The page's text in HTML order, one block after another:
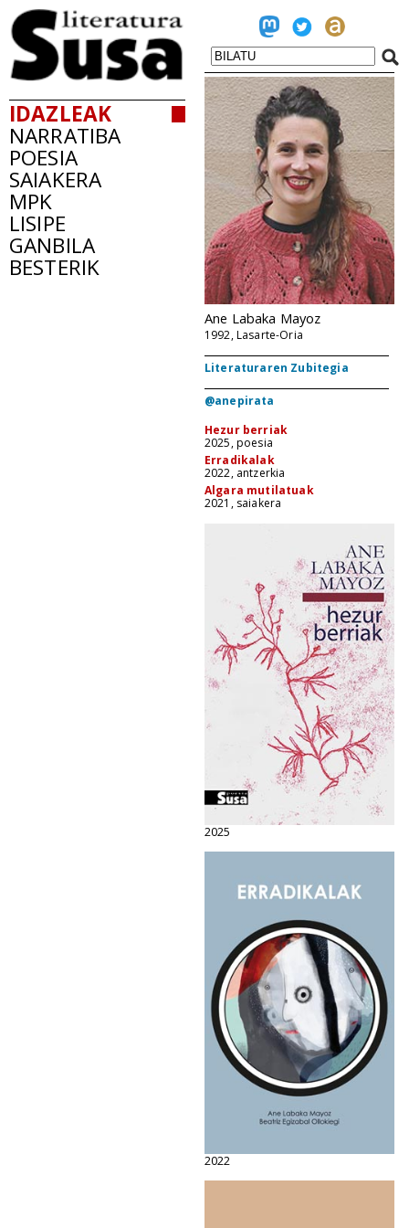
IDAZLEAK
NARRATIBA
POESIA
SAIAKERA
MPK
LISIPE
GANBILA
BESTERIK
Ane Labaka Mayoz
1992, Lasarte-Oria
Literaturaren Zubitegia
@anepirata
Hezur berriak
2025, poesia
Erradikalak
2022, antzerkia
Algara mutilatuak
2021, saiakera
2025
2022